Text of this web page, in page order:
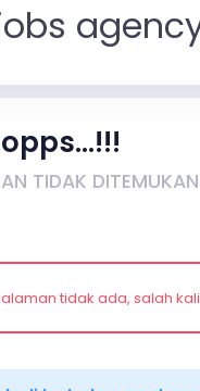
TIDAK DITEMUKAN
tidak ada, salah